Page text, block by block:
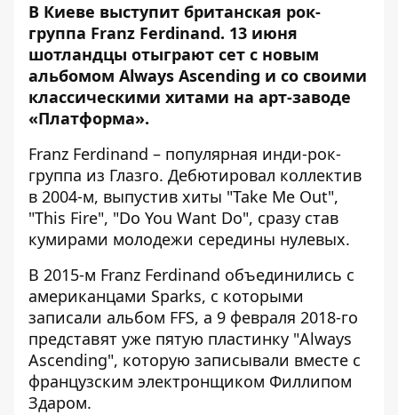
В Киеве выступит британская рок-
группа Franz Ferdinand. 13 июня
шотландцы отыграют сет с новым
альбомом Always Ascending и со своими
классическими хитами на арт-заводе
«Платформа».
Franz Ferdinand – популярная инди-рок-
группа из Глазго. Дебютировал коллектив
в 2004-м, выпустив хиты "Take Me Out",
"This Fire", "Do You Want Do", сразу став
кумирами молодежи середины нулевых.
В 2015-м Franz Ferdinand объединились с
американцами Sparks, с которыми
записали альбом FFS, а 9 февраля 2018-го
представят уже пятую пластинку "Always
Ascending", которую записывали вместе с
французским электронщиком Филлипом
Здаром.